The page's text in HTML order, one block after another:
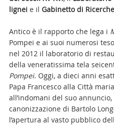
lignei e il Gabinetto di
Antico è il rapporto che lega i
Pompei e ai suoi numerosi
nel 2012 il laboratorio di
della veneratissima tela
Pompei. Oggi, a dieci anni
Papa Francesco alla Città
all’indomani del suo
canonizzazione di Bartolo
l’apertura al vasto pubblico